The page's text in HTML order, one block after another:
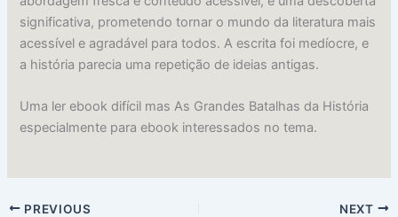
significativa, prometendo tornar o mundo da literatura mais
acessível e agradável para todos. A escrita foi medíocre, e
a história parecia uma repetição de ideias antigas.
Uma ler ebook difícil mas As Grandes Batalhas da História
especialmente para ebook interessados no tema.
PREVIOUS NEXT